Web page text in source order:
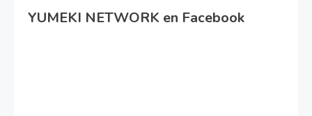
YUMEKI NETWORK en Facebook